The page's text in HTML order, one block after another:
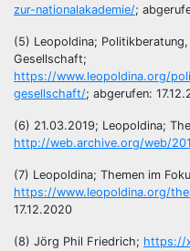
zur-nationalakademie/;
(5) Leopoldina;
Gesellschaft;
https://www.leopoldina.org/
gesellschaft/; abgerufen:
(6) 21.03.2019; Leopoldina;
http://web.archive.org/web/
(7) Leopoldina; Themen im
https://www.leopoldina.org/
17.12.2020
(8) Jörg Phil Friedrich; https://